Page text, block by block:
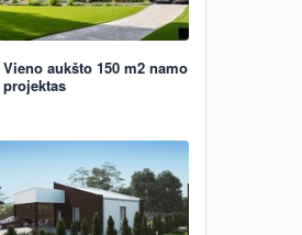
Vieno aukšto 150 m2 namo
projektas